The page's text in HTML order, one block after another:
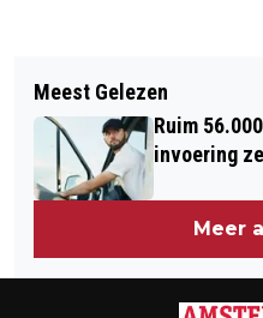
SCHIETENDE
VRIJUIT
MOEDER TIENER
KALM
Meest Gelezen
Ruim
invoering
Meer